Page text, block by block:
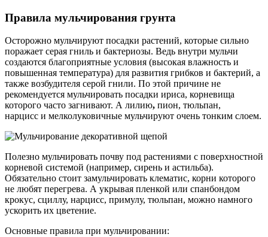
Правила мульчирования грунта
Осторожно мульчируют посадки растений, которые сильно
поражает серая гниль и бактериозы. Ведь внутри мульчи
создаются благоприятные условия (высокая влажность и
повышенная температура) для развития грибков и бактерий, а
также возбудителя серой гнили. По этой причине не
рекомендуется мульчировать посадки ириса, корневища
которого часто загнивают. А лилию, пион, тюльпан,
нарцисс и мелколуковичные мульчируют очень тонким слоем.
Полезно мульчировать почву под растениями с поверхностной
корневой системой (например, сирень и астильба).
Обязательно стоит замульчировать клематис, корни которого
не любят перегрева. А укрывая пленкой или спанбондом
крокус, сциллу, нарцисс, примулу, тюльпан, можно намного
ускорить их цветение.
Основные правила при мульчировании: